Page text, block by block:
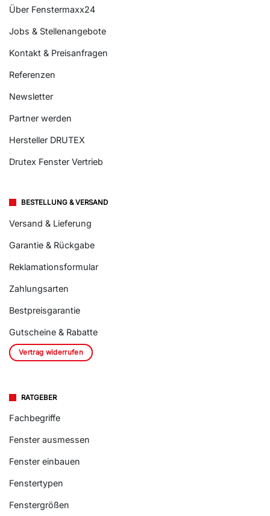
Über Fenstermaxx24
Jobs & Stellenangebote
Kontakt & Preisanfragen
Referenzen
Newsletter
Partner werden
Hersteller DRUTEX
Drutex Fenster Vertrieb
BESTELLUNG & VERSAND
Versand & Lieferung
Garantie & Rückgabe
Reklamationsformular
Zahlungsarten
Bestpreisgarantie
Gutscheine & Rabatte
Vertrag widerrufen
RATGEBER
Fachbegriffe
Fenster ausmessen
Fenster einbauen
Fenstertypen
Fenstergrößen